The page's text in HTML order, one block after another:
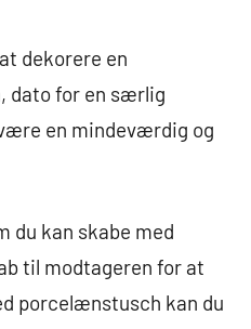
dekorere en
dato for en særlig
en mindeværdig og
du kan skabe med
til modtageren for at
porcelænstusch kan du